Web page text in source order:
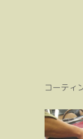
コーティ